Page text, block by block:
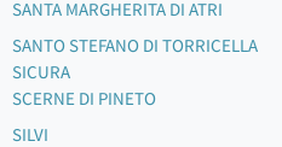
SANTA MARGHERITA DI ATRI
SANTO STEFANO DI TORRICELLA
SICURA
SCERNE DI PINETO
SILVI